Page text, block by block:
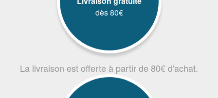
dès 80€
La livraison est offerte à partir de 80€ d'achat.